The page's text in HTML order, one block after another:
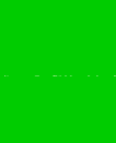
scrollen–Rädchen